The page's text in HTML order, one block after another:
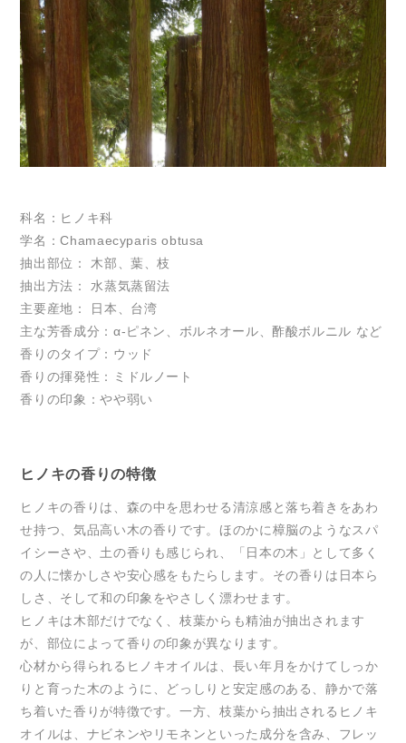
科名：ヒノキ科
学名：Chamaecyparis obtusa
抽出部位： 木部、葉、枝
抽出方法： 水蒸気蒸留法
主要産地： 日本、台湾
主な芳香成分：α-ピネン、ボルネオール、酢酸ボルニル など
香りのタイプ：ウッド
香りの揮発性：ミドルノート
香りの印象：やや弱い
ヒノキの香りの特徴
ヒノキの香りは、森の中を思わせる清涼感と落ち着きをあわ
せ持つ、気品高い木の香りです。ほのかに樟脳のようなスパ
イシーさや、土の香りも感じられ、「日本の木」として多く
の人に懐かしさや安心感をもたらします。その香りは日本ら
しさ、そして和の印象をやさしく漂わせます。
ヒノキは木部だけでなく、枝葉からも精油が抽出されます
が、部位によって香りの印象が異なります。
心材から得られるヒノキオイルは、長い年月をかけてしっか
りと育った木のように、どっしりと安定感のある、静かで落
ち着いた香りが特徴です。一方、枝葉から抽出されるヒノキ
オイルは、ナビネンやリモネンといった成分を含み、フレッ